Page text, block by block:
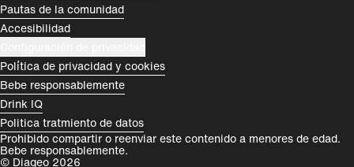
Rest of World
Pautas de la comunidad
Accesibilidad
Política de privacidad y cookies
Bebe responsablemente
Drink IQ
Politica tratmiento de datos
Prohibido compartir o reenviar este contenido a menores de edad.
Bebe responsablemente.
© Diageo 2026